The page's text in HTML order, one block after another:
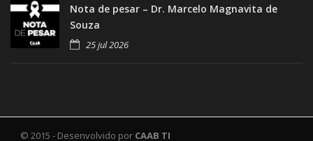
Nota de pesar – Dr. Marcelo Magnavita de
Souza
25 jul 2026
© 2015 - Desenvolvido por CAAB TI